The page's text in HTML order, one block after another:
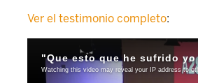
Ver el testimonio completo: